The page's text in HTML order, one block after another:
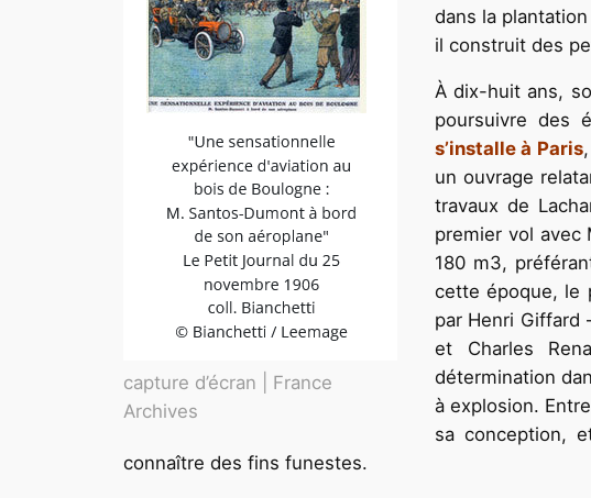
capture d’écran | France
Archives
dans la
il construit des
À dix-huit ans,
poursuivre des
s’installe à Paris
un ouvrage
travaux de
premier vol avec
180 m3,
cette époque, le
par Henri Giffard
et Charles
détermination
à explosion.
sa conception,
connaître des fins funestes.